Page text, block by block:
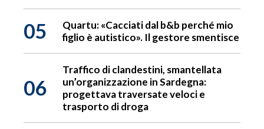
05
Quartu: «Cacciati dal b&b perché mio
figlio è autistico». Il gestore smentisce
06
Traffico di clandestini, smantellata
un’organizzazione in Sardegna:
progettava traversate veloci e
trasporto di droga